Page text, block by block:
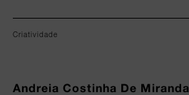
Criatividade
Andreia Costinha De Miranda